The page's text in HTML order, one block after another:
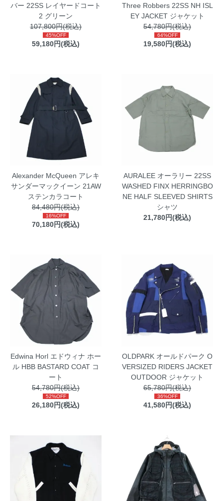
バー 22SS レイヤードコート
2 グリーン
107,800円(税込)
45%OFF
59,180円(税込)
Three Robbers 22SS NH ISL
EY JACKET ジャケット
54,780円(税込)
64%OFF
19,580円(税込)
Alexander McQueen アレキ
サンダーマックイーン 21AW
ステンカラコート
84,480円(税込)
16%OFF
70,180円(税込)
AURALEE オーラリー 22SS
WASHED FINX HERRINGBO
NE HALF SLEEVED SHIRTS
シャツ
21,780円(税込)
Edwina Horl エドウィナ ホー
ル HBB BASTARD COAT コ
ート
54,780円(税込)
52%OFF
26,180円(税込)
OLDPARK オールドパーク O
VERSIZED RIDERS JACKET
OUTDOOR ジャケット
65,780円(税込)
36%OFF
41,580円(税込)